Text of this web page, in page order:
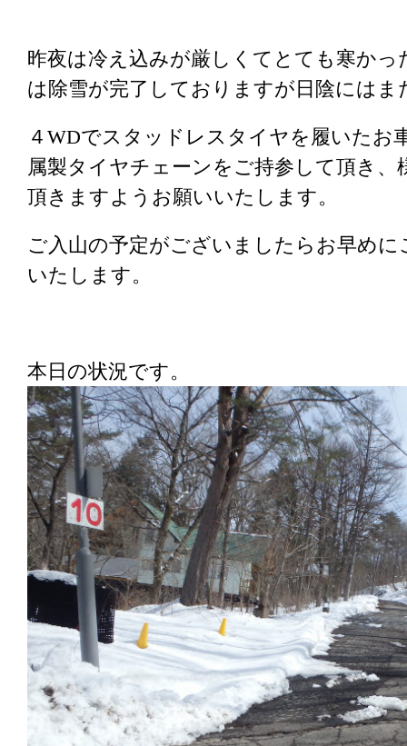
昨夜は冷え込みが厳しくてとても寒か
は除雪が完了しておりますが日陰には
４WDでスタッドレスタイヤを履いたお
属製タイヤチェーンをご持参して頂き
頂きますようお願いいたします。
ご入山の予定がございましたらお早め
いたします。
本日の状況です。